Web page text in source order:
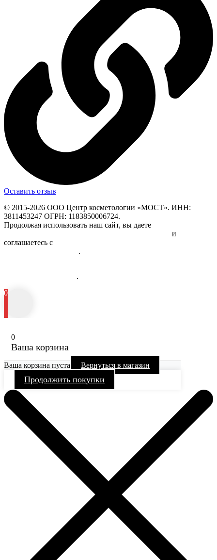
Оставить отзыв
© 2015-2026 ООО Центр косметологии «МОСТ». ИНН:
3811453247 ОГРН: 1183850006724.
Продолжая использовать наш сайт, вы даете
и
соглашаетесь с
.
.
0
0
Ваша корзина
Ваша корзина пуста Вернуться в магазин
Продолжить покупки